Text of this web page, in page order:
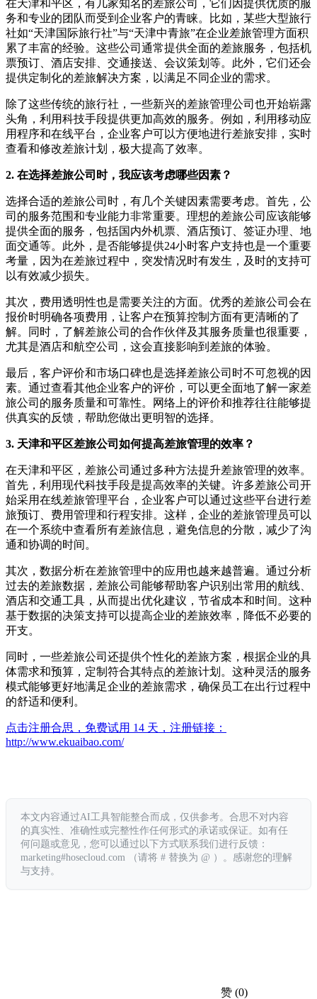
在天津和平区，有几家知名的差旅公司，它们因提供优质的服
务和专业的团队而受到企业客户的青睐。比如，某些大型旅行
社如“天津国际旅行社”与“天津中青旅”在企业差旅管理方面积
累了丰富的经验。这些公司通常提供全面的差旅服务，包括机
票预订、酒店安排、交通接送、会议策划等。此外，它们还会
提供定制化的差旅解决方案，以满足不同企业的需求。
除了这些传统的旅行社，一些新兴的差旅管理公司也开始崭露
头角，利用科技手段提供更加高效的服务。例如，利用移动应
用程序和在线平台，企业客户可以方便地进行差旅安排，实时
查看和修改差旅计划，极大提高了效率。
2. 在选择差旅公司时，我应该考虑哪些因素？
选择合适的差旅公司时，有几个关键因素需要考虑。首先，公
司的服务范围和专业能力非常重要。理想的差旅公司应该能够
提供全面的服务，包括国内外机票、酒店预订、签证办理、地
面交通等。此外，是否能够提供24小时客户支持也是一个重要
考量，因为在差旅过程中，突发情况时有发生，及时的支持可
以有效减少损失。
其次，费用透明性也是需要关注的方面。优秀的差旅公司会在
报价时明确各项费用，让客户在预算控制方面有更清晰的了
解。同时，了解差旅公司的合作伙伴及其服务质量也很重要，
尤其是酒店和航空公司，这会直接影响到差旅的体验。
最后，客户评价和市场口碑也是选择差旅公司时不可忽视的因
素。通过查看其他企业客户的评价，可以更全面地了解一家差
旅公司的服务质量和可靠性。网络上的评价和推荐往往能够提
供真实的反馈，帮助您做出更明智的选择。
3. 天津和平区差旅公司如何提高差旅管理的效率？
在天津和平区，差旅公司通过多种方法提升差旅管理的效率。
首先，利用现代科技手段是提高效率的关键。许多差旅公司开
始采用在线差旅管理平台，企业客户可以通过这些平台进行差
旅预订、费用管理和行程安排。这样，企业的差旅管理员可以
在一个系统中查看所有差旅信息，避免信息的分散，减少了沟
通和协调的时间。
其次，数据分析在差旅管理中的应用也越来越普遍。通过分析
过去的差旅数据，差旅公司能够帮助客户识别出常用的航线、
酒店和交通工具，从而提出优化建议，节省成本和时间。这种
基于数据的决策支持可以提高企业的差旅效率，降低不必要的
开支。
同时，一些差旅公司还提供个性化的差旅方案，根据企业的具
体需求和预算，定制符合其特点的差旅计划。这种灵活的服务
模式能够更好地满足企业的差旅需求，确保员工在出行过程中
的舒适和便利。
点击注册合思，免费试用 14 天，注册链接：
http://www.ekuaibao.com/
本文内容通过AI工具智能整合而成，仅供参考。合思不对内容
的真实性、准确性或完整性作任何形式的承诺或保证。如有任
何问题或意见，您可以通过以下方式联系我们进行反馈：
marketing#hosecloud.com （请将 # 替换为 @ ）。感谢您的理解
与支持。
赞 (0)